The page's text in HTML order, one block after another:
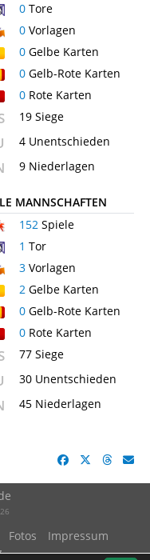
0Tore
0Vorlagen
0Gelbe Karten
0Gelb-Rote Karten
0Rote Karten
19 Siege
4 Unentschieden
9 Niederlagen
MANNSCHAFTEN
152Spiele
1 Tor
3Vorlagen
2Gelbe Karten
0Gelb-Rote Karten
0Rote Karten
77 Siege
30 Unentschieden
45 Niederlagen
Fotos
Impressum